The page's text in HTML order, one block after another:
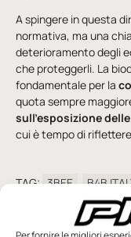
A spingere in questa
normativa, ma una
deterioramento degli
che proteggerli. La
fondamentale per la
quota sempre
sull’esposizione
cui è tempo di
TAG: 3BEE B4B
COMMISSIONE
FOXY